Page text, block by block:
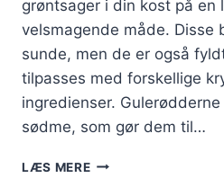
grøntsager i din kost på en
velsmagende måde. Disse
sunde, men de er også
tilpasses med forskellige
ingredienser.
sødme, som gør dem til…
LÆS MEREGULERODSBOLLER